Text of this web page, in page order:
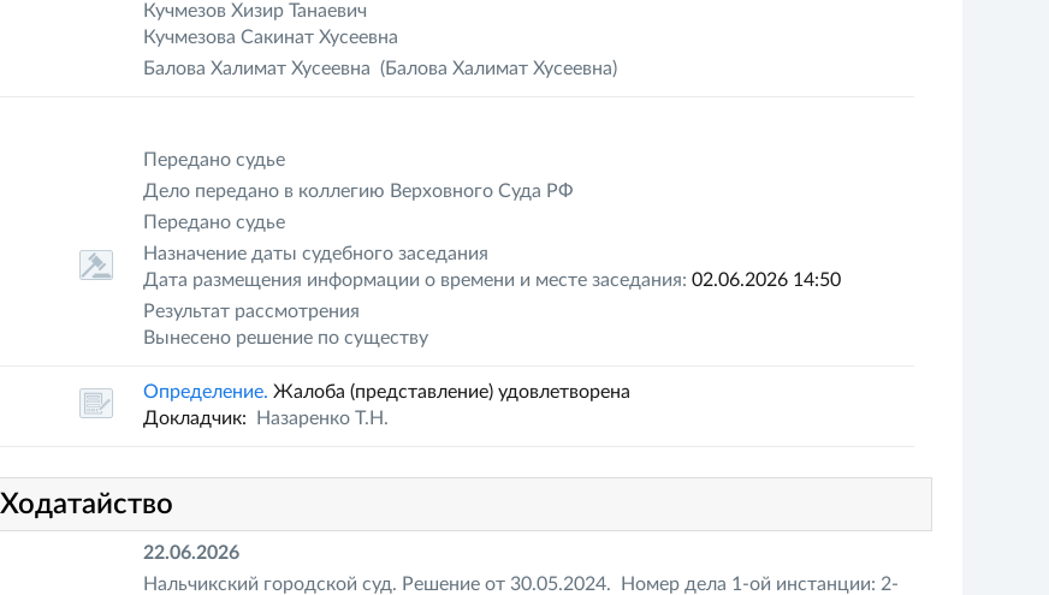
Кучмезов Хизир Танаевич
Кучмезова Сакинат Хусеевна
Балова Халимат Хусеевна (Балова Халимат Хусеевна)
Передано судье
Дело передано в коллегию Верховного Суда РФ
Передано судье
Назначение даты судебного заседания
Дата размещения информации о времени и месте заседания:02.06.2026 14:50
Результат рассмотрения
Вынесено решение по существу
Определение. Жалоба (представление) удовлетворена
Докладчик:
Назаренко Т.Н.
Ходатайство
22.06.2026
Нальчикский городской суд. Решение от 30.05.2024. Номер дела 1-ой инстанции: 2-